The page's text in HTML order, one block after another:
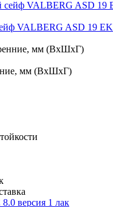
VALBERG ASD 19 EK
мм (ВхШхГ)
мм (ВхШхГ)